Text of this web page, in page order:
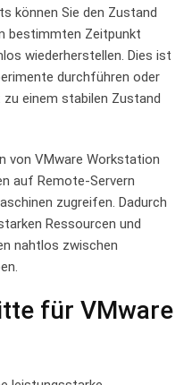
können Sie den Zustand​
bestimmten Zeitpunkt
wiederherstellen. Dies ist
‍durchführen oder
einem stabilen Zustand
‌von VMware Workstation
auf Remote-Servern
zugreifen. Dadurch‌
‍Ressourcen‌ und
nahtlos zwischen
⁣für VMware